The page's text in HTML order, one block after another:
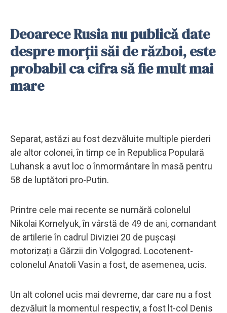
Deoarece Rusia nu publică date
despre morții săi de război, este
probabil ca cifra să fie mult mai
mare
Separat, astăzi au fost dezvăluite multiple pierderi
ale altor colonei, în timp ce în Republica Populară
Luhansk a avut loc o înmormântare în masă pentru
58 de luptători pro-Putin.
Printre cele mai recente se numără colonelul
Nikolai Kornelyuk, în vârstă de 49 de ani, comandant
de artilerie în cadrul Diviziei 20 de pușcași
motorizați a Gărzii din Volgograd. Locotenent-
colonelul Anatoli Vasin a fost, de asemenea, ucis.
Un alt colonel ucis mai devreme, dar care nu a fost
dezvăluit la momentul respectiv, a fost lt-col Denis